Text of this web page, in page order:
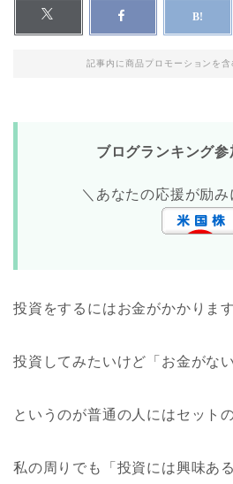
記事内に商品プロモーションを
ブログランキング参
＼あなたの応援が励み
投資をするにはお金がかかりま
投資してみたいけど「お金がない
というのが普通の人にはセット
私の周りでも「投資には興味あ